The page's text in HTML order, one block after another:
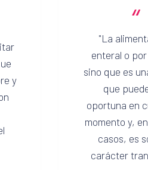
y
“
La
enteral o
sino que es
que
oportuna en
momento y,
casos, es
carácter